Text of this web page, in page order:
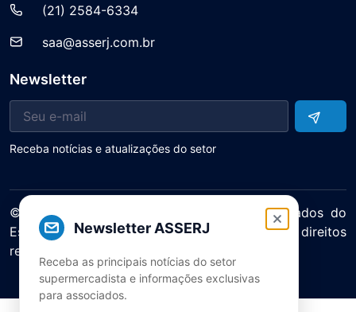
Newsletter ASSERJ
Receba as principais notícias do setor
supermercadista e informações exclusivas
para associados.
(21) 2584-6334
saa@asserj.com.br
Newsletter
Receba notícias e atualizações do setor
© 2025 ASERJ – Associação de Supermercados do
Estado do Rio de Janeiro. Todos os direitos
reservados.
Política de Privacidade Termos de Uso